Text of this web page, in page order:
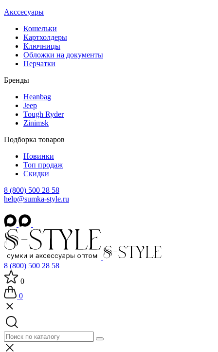
Акссесуары
Кошельки
Картхолдеры
Ключницы
Обложки на документы
Перчатки
Бренды
Heanbag
Jeep
Tough Ryder
Zinimsk
Подборка товаров
Новинки
Топ продаж
Скидки
8 (800) 500 28 58
help@sumka-style.ru
8 (800) 500 28 58
0
0